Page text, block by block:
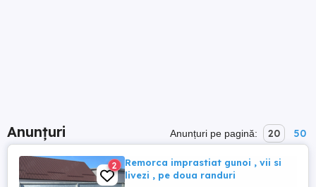
Anunțuri Anunțuri pe pagină: 20 50
2
Remorca imprastiat gunoi , vii si
livezi , pe doua randuri